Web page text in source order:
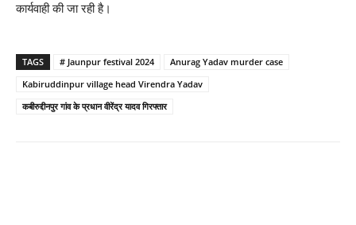
कार्यवाही की जा रही है।
TAGS # Jaunpur festival 2024
Anurag Yadav murder case
Kabiruddinpur village head Virendra Yadav
कबीरुद्दीनपुर गांव के प्रधान वीरेंद्र यादव गिरफ्तार